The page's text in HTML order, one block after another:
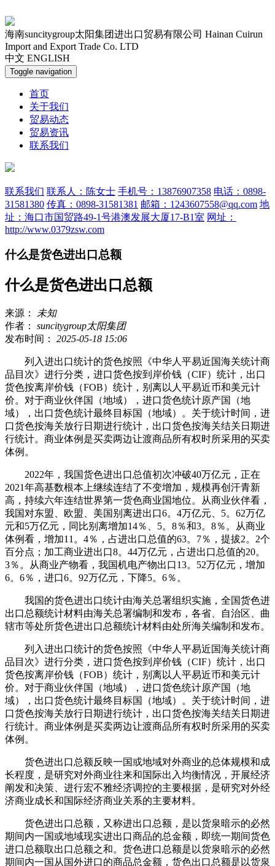
海南suncitygroup太阳集团进出口贸易有限公司 Hainan Cuirun
Import and Export Trade Co. LTD
中文 ENGLISH
Toggle navigation
首页
关于我们
贸易动态
贸易资讯
联系我们
联系我们 联系人：陈女士 手机号：13876907358 电话：0898-
31581380 传真：0898-31581381 邮箱：1243607558@qq.com 地
址：海口市国贸路49-1号港澳发展大厦17-B1室 网址：
http://www.0379zsw.com
什么是货色进出口总额
什么是货色进出口总额
来源：
未知
作者： suncitygroup太阳集团
发布时间： 2025-05-18 15:06
列入进出口统计的货色按照《中华人平易近国海关统计商
品目次》进行分类，进口货色按到岸价钱（CIF）统计，出口
货色按离岸价钱（FOB）统计，别离以人平易近币和美元计
价。对于商业伙伴国（地域），进口货色统计原产国（地
域），出口货色统计最终目标国（地域）。关于统计时间，进
口货色按海关放行日期进行统计，出口货色按海关结关日期进
行统计。商业体例是买卖两边让渡商品所有权时所采用的买卖
体例。
2022年，我国货色进出口总值初次冲破40万亿元，正在
2021年高基数根本上继续连结了不变增加，规模再创汗青新
高，持续六年连结世界第一货色商业国地位。从商业伙伴看，
我国对东盟、欧盟、美国别离进出口6。4万亿元、5。62万亿
元和5万亿元，同比别离增加14％、5。8％和3。8％。从商业
体例看，增加11。4％，占进出口总值的63。7％，提拔2。2个
百分点；加工商业进出口8。44万亿元，占进出口总值的20。
3％。从商业产物看，我国机电产物出口13。52万亿元，增加
6。6％，进口6。92万亿元，下降5。6％。
我国的货色进出口统计由海关总署组织实施，全国货色进
出口总额统计材料由海关总署编制和发布，各省、自治区、曲
辖市等处所货色进出口总额统计材料由处所海关编制和发布。
列入进出口统计的货色按照《中华人平易近国海关统计商
品目次》进行分类，进口货色按到岸价钱（CIF）统计，出口
货色按离岸价钱（FOB）统计，别离以人平易近币和美元计
价。对于商业伙伴国（地域），进口货色统计原产国（地
域），出口货色统计最终目标国（地域）。关于统计时间，进
口货色按海关放行日期进行统计，出口货色按海关结关日期进
行统计。商业体例是买卖两边让渡商品所有权时所采用的买卖
体例。
货色进出口总额反映一国或地域对外商业的总体规模和成
长程度，是研究对外商业往来和国际出入均衡情况，开展经济
阐发和决策、进行宏不雅经济调控的主要根据，是研究对外经
济商业成长和国际经济商业关系的主要材料。
货色进出口总额，又称进出口总额，是以货泉暗示的必然
期间内一国或地域现实进出口商品的总金额，即统一期间货色
进口总额取出口总额之和。货色进口总额是以货泉暗示的必然
期间内一国从国外进口的商品总金额，货色出口总额是以货泉